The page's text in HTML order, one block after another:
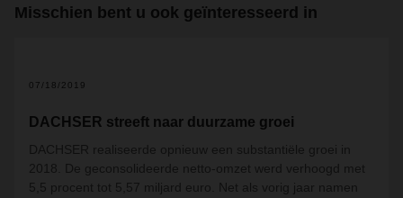
Misschien bent u ook geïnteresseerd in
07/18/2019
DACHSER streeft naar duurzame groei
DACHSER realiseerde opnieuw een substantiële groei in
2018. De geconsolideerde netto-omzet werd verhoogd met
5,5 procent tot 5,57 miljard euro. Net als vorig jaar namen